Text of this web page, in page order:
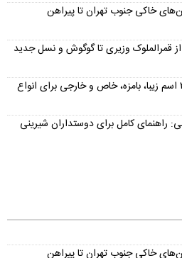
خاکی جنوب تهران تا پیراهن
قمرالملوک وزیری تا گوگوش و نسل جدید
اسم برای طوطی | بیش از ۳۰۰ اسم زیبا، بامزه، خاص و خارجی برای انواع
راهنمای کامل برای دوستداران شیرینی
خاکی جنوب تهران تا پیراهن